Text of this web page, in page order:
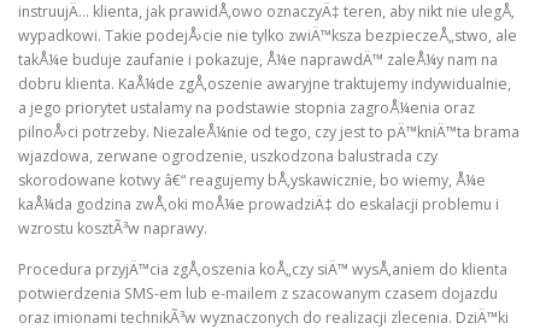
instruujÄ… klienta, jak prawidÅ‚owo oznaczyÄ‡ teren, aby nikt nie ulegÅ‚
wypadkowi. Takie podejÅ›cie nie tylko zwiÄ™ksza bezpieczeÅ„stwo, ale
takÅ¼e buduje zaufanie i pokazuje, Å¼e naprawdÄ™ zaleÅ¼y nam na
dobru klienta. KaÅ¼de zgÅ‚oszenie awaryjne traktujemy indywidualnie,
a jego priorytet ustalamy na podstawie stopnia zagroÅ¼enia oraz
pilnoÅ›ci potrzeby. NiezaleÅ¼nie od tego, czy jest to pÄ™kniÄ™ta brama
wjazdowa, zerwane ogrodzenie, uszkodzona balustrada czy
skorodowane kotwy â€“ reagujemy bÅ‚yskawicznie, bo wiemy, Å¼e
kaÅ¼da godzina zwÅ‚oki moÅ¼e prowadziÄ‡ do eskalacji problemu i
wzrostu kosztÃ³w naprawy.
Procedura przyjÄ™cia zgÅ‚oszenia koÅ„czy siÄ™ wysÅ‚aniem do klienta
potwierdzenia SMS-em lub e-mailem z szacowanym czasem dojazdu
oraz imionami technikÃ³w wyznaczonych do realizacji zlecenia. DziÄ™ki